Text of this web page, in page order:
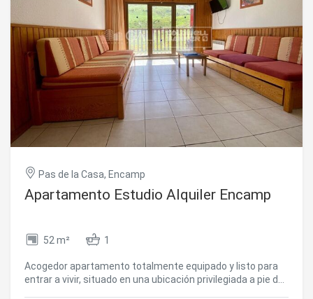
las habitaciones. Dispone de un total de 4 habitaciones, de
las cuales dos de ellas tipo suite (con baño completo), una
doble y una individual. A parte un baño que dan servicio a
las dos habitaciones. Desde dos de las habitaciones se
accede a la terraza de la parte superior, también con
vistas y sol. Todas las habitaciones disponen de armarios
empotrados. ~ POSIBILIDAD DE ALQUILAR SIN MUEBLES. ~
~ Uno de los atractivos de este bonito inmueble, es el
fantástico box para 4 coches, y trastero de 5m2. ~ ~ Ideal
para quien quiera vivir en el centro, al alcance de todos los
servicios sin necesidad de usar el coche. FANTÁSTICA
Pas de la Casa, Encamp
Apartamento Estudio Alquiler Encamp
52 m² 1
Acogedor apartamento totalmente equipado y listo para
entrar a vivir, situado en una ubicación privilegiada a pie de